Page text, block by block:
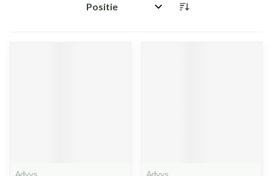
Sorteer op:
Advys
Advys